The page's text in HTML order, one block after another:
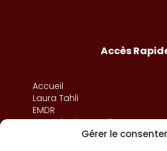
Gérer le
Accès
Accueil
Laura Tahli
EMDR
Consultations en ligne
Consultations à Paris